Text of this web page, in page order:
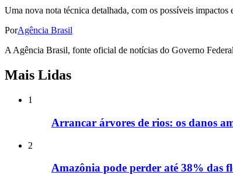
Uma nova nota técnica detalhada, com os possíveis
PorAgência Brasil
A Agência Brasil, fonte oficial de notícias do Governo
Mais Lidas
1
Arrancar árvores de rios: os danos
2
Amazônia pode perder até 38% das